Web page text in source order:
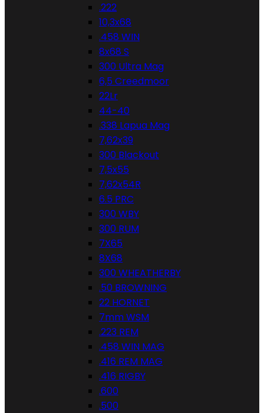
.222
10,3x68
.458 WIN
8x68 S
300 Ultra Mag
6,5 Creedmoor
22Lr
44-40
.338 Lapua Mag
7,62x39
300 Blackout
7,5x55
7,62x54R
6.5 PRC
300 WBY
300 RUM
7X65
8X68
300 WHEATHERBY
.50 BROWNING
22 HORNET
7mm WSM
.223 REM
.458 WIN MAG
.416 REM MAG
.416 RIGBY
.600
.500